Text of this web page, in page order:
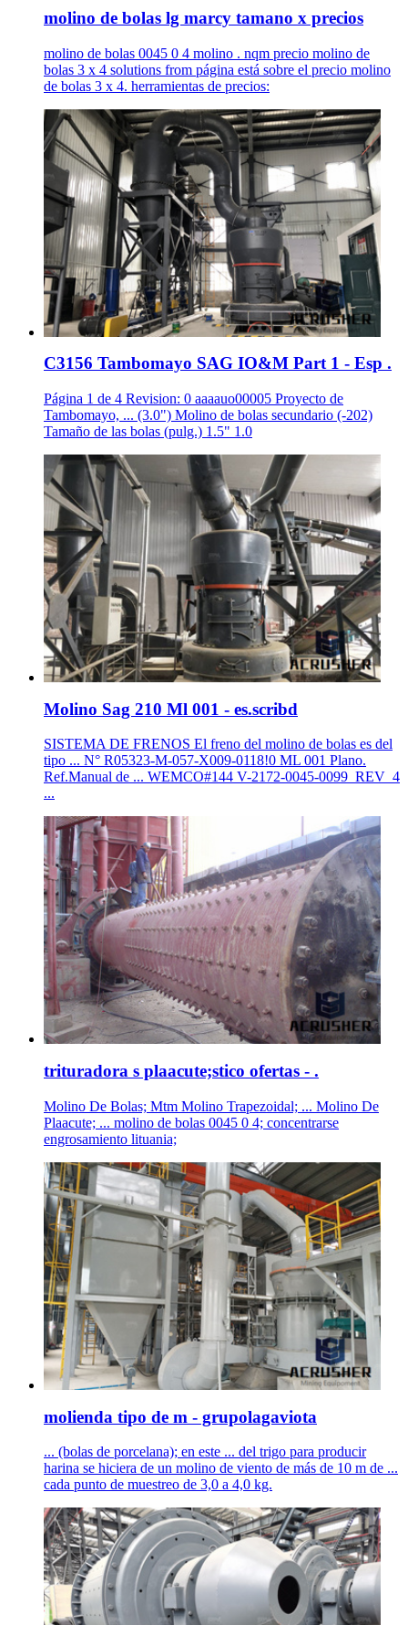
molino de bolas lg marcy tamano x precios
molino de bolas 0045 0 4 molino . nqm precio molino de
bolas 3 x 4 solutions from página está sobre el precio molino
de bolas 3 x 4. herramientas de precios:
C3156 Tambomayo SAG IO&M Part 1 - Esp .
Página 1 de 4 Revision: 0 aaaauo00005 Proyecto de
Tambomayo, ... (3.0") Molino de bolas secundario (-202)
Tamaño de las bolas (pulg.) 1.5" 1.0
Molino Sag 210 Ml 001 - es.scribd
SISTEMA DE FRENOS El freno del molino de bolas es del
tipo ... N° R05323-M-057-X009-0118!0 ML 001 Plano.
Ref.Manual de ... WEMCO#144 V-2172-0045-0099_REV_4
...
trituradora s plaacute;stico ofertas - .
Molino De Bolas; Mtm Molino Trapezoidal; ... Molino De
Plaacute; ... molino de bolas 0045 0 4; concentrarse
engrosamiento lituania;
molienda tipo de m - grupolagaviota
... (bolas de porcelana); en este ... del trigo para producir
harina se hiciera de un molino de viento de más de 10 m de ...
cada punto de muestreo de 3,0 a 4,0 kg.